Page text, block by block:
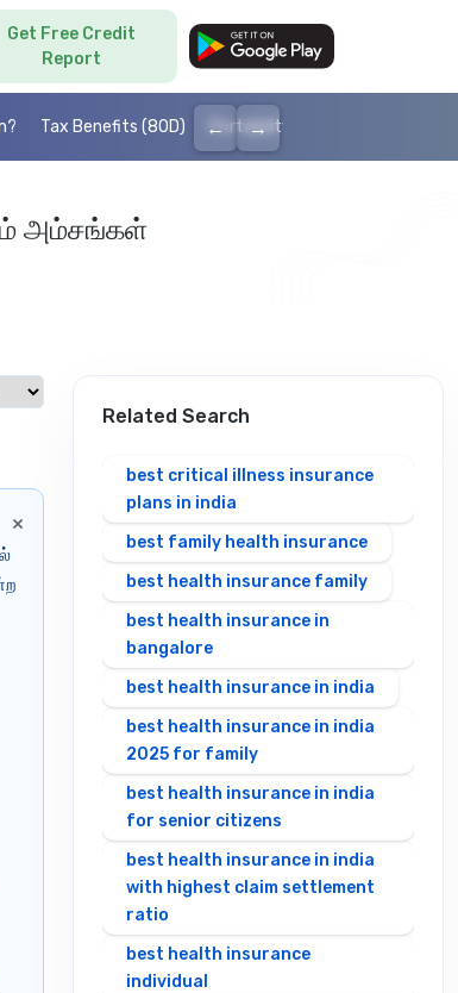
Get Free Credit
Report
Tax Benefits (80D) Portability
← →
அம்சங்கள்
×
Related Search
best critical illness insurance
plans in india
best family health insurance
best health insurance family
best health insurance in
bangalore
best health insurance in india
best health insurance in india
2025 for family
best health insurance in india
for senior citizens
best health insurance in india
with highest claim settlement
ratio
best health insurance
individual